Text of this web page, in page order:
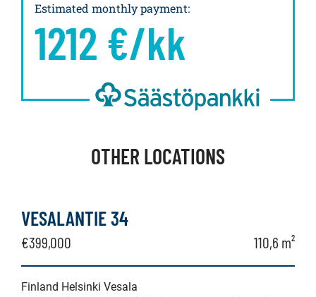
Estimated monthly payment:
1212 €/kk
OTHER LOCATIONS
VESALANTIE 34
€399,000 110,6 m²
Finland Helsinki Vesala